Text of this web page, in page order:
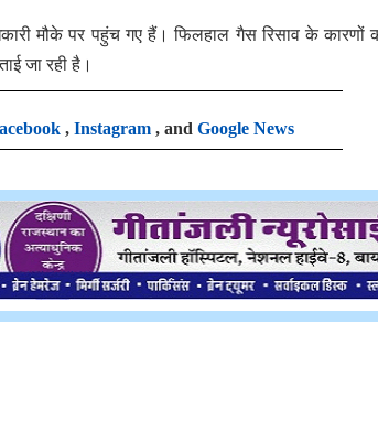
मौके पर पहुंच गए हैं। फिलहाल गैस रिसाव के
जा रही है।
, Instagram , and Google News